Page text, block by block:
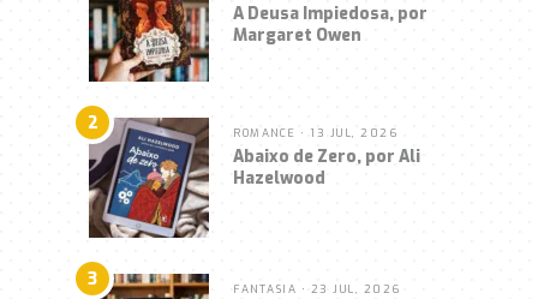
A Deusa Impiedosa, por
Margaret Owen
2 ROMANCE • 13 JUL, 2026
Abaixo de Zero, por Ali
Hazelwood
3 FANTASIA • 23 JUL, 2026